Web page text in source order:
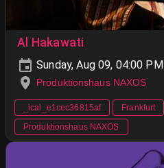
Al Hakawati
Sunday, Aug 09, 04:00 PM
Produktionshaus NAXOS
_ical_e1cec36815af Frankfurt
Produktionshaus NAXOS